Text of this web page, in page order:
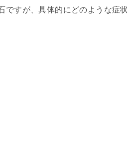
すが、具体的にどのような症